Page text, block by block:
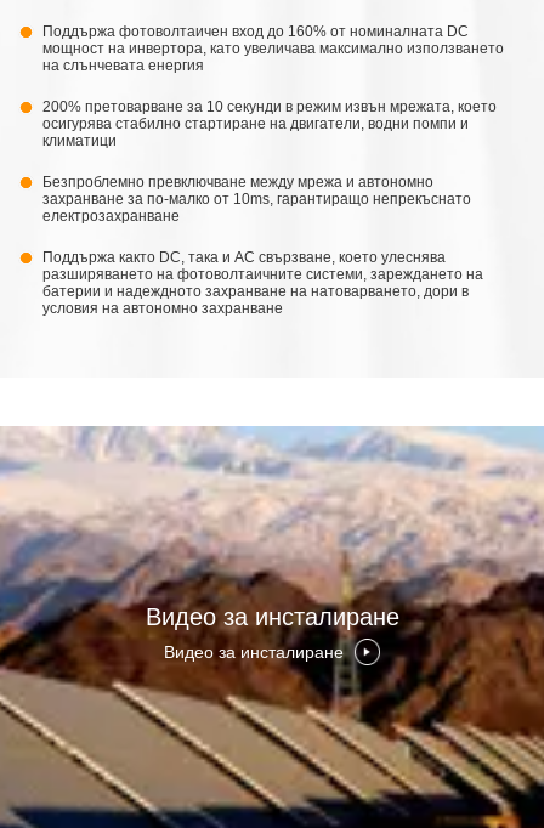
Поддържа фотоволтаичен вход до 160% от номиналната DC
мощност на инвертора, като увеличава максимално използването
на слънчевата енергия
200% претоварване за 10 секунди в режим извън мрежата, което
осигурява стабилно стартиране на двигатели, водни помпи и
климатици
Безпроблемно превключване между мрежа и автономно
захранване за по-малко от 10ms, гарантиращо непрекъснато
електрозахранване
Поддържа както DC, така и AC свързване, което улеснява
разширяването на фотоволтаичните системи, зареждането на
батерии и надеждното захранване на натоварването, дори в
условия на автономно захранване
Видео за инсталиране
Видео за инсталиране